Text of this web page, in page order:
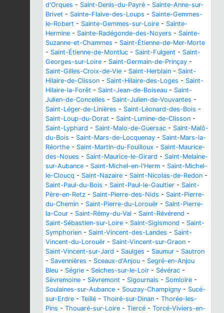
d'Orques - Saint-Denis-du-Payré - Sainte-Anne-sur-
Brivet - Sainte-Flaive-des-Loups - Sainte-Gemmes-
le-Robert - Sainte-Gemmes-sur-Loire - Sainte-
Hermine - Sainte-Radégonde-des-Noyers - Sainte-
Suzanne-et-Chammes - Saint-Étienne-de-Mer-Morte
- Saint-Étienne-de-Montluc - Saint-Fulgent - Saint-
Georges-sur-Loire - Saint-Germain-de-Prinçay -
Saint-Gilles-Croix-de-Vie - Saint-Herblain - Saint-
Hilaire-de-Clisson - Saint-Hilaire-des-Loges - Saint-
Hilaire-la-Forêt - Saint-Jean-de-Boiseau - Saint-
Julien-de-Concelles - Saint-Julien-de-Vouvantes -
Saint-Léger-de-Linières - Saint-Léonard-des-Bois -
Saint-Loup-du-Dorat - Saint-Lumine-de-Clisson -
Saint-Lyphard - Saint-Malo-de-Guersac - Saint-Malô-
du-Bois - Saint-Mars-de-Locquenay - Saint-Mars-la-
Réorthe - Saint-Martin-du-Fouilloux - Saint-Maurice-
des-Noues - Saint-Maurice-le-Girard - Saint-Melaine-
sur-Aubance - Saint-Michel-en-l'Herm - Saint-Michel-
le-Cloucq - Saint-Nazaire - Saint-Nicolas-de-Redon -
Saint-Paul-du-Bois - Saint-Paul-le-Gaultier - Saint-
Père-en-Retz - Saint-Pierre-des-Nids - Saint-Pierre-
du-Chemin - Saint-Pierre-du-Lorouër - Saint-Pierre-
la-Cour - Saint-Rémy-du-Val - Saint-Révérend -
Saint-Sébastien-sur-Loire - Saint-Sigismond - Saint-
Symphorien - Saint-Vincent-des-Landes - Saint-
Vincent-du-Lorouër - Saint-Vincent-sur-Graon -
Saint-Vincent-sur-Jard - Saulges - Saumur - Sautron
- Savennières - Sceaux-d'Anjou - Segré-en-Anjou
Bleu - Ségrie - Seiches-sur-le-Loir - Sévérac -
Sèvremoine - Sèvremont - Sigournais - Somloire -
Soulaines-sur-Aubance - Souzay-Champigny - Sucé-
sur-Erdre - Teillé - Thoiré-sur-Dinan - Thorée-les-
Pins - Thouaré-sur-Loire - Tiercé - Torcé-Viviers-en-